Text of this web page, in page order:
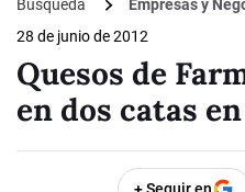
Búsqueda
Empresas y
28 de junio de 2012
Quesos de
en dos catas